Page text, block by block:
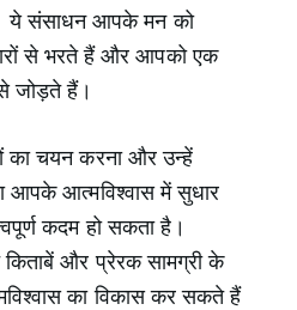
ये संसाधन आपके मन को
से भरते हैं और आपको एक
जोड़ते हैं।
का चयन करना और उन्हें
आपके आत्मविश्वास में सुधार
कदम हो सकता है।
किताबें और प्रेरक सामग्री के
का विकास कर सकते हैं